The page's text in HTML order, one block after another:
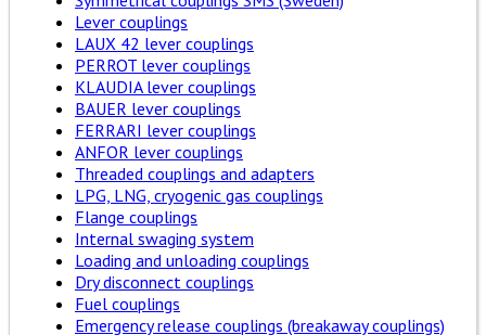
Lever couplings
LAUX 42 lever couplings
PERROT lever couplings
KLAUDIA lever couplings
BAUER lever couplings
FERRARI lever couplings
ANFOR lever couplings
Threaded couplings and adapters
LPG, LNG, cryogenic gas couplings
Flange couplings
Internal swaging system
Loading and unloading couplings
Dry disconnect couplings
Fuel couplings
Emergency release couplings (breakaway couplings)